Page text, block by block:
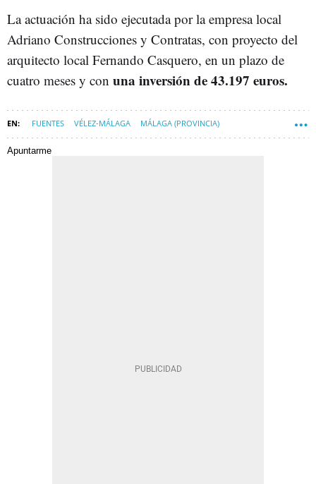
La actuación ha sido ejecutada por la empresa local
Adriano Construcciones y Contratas, con proyecto del
arquitecto local Fernando Casquero, en un plazo de
cuatro meses y con una inversión de 43.197 euros.
FUENTES VÉLEZ-MÁLAGA MÁLAGA (PROVINCIA)
Apuntarme